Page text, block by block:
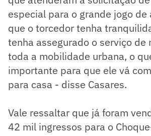
especial para o grande jogo de
que o torcedor tenha
tenha assegurado o serviço de
toda a mobilidade urbana, o
importante para que ele vá
para casa - disse Casares.
Vale ressaltar que já foram
42 mil ingressos para o